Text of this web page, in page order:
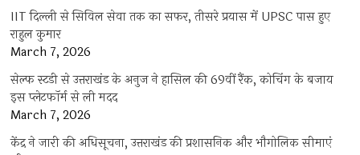
IIT दिल्ली से सिविल सेवा तक का सफर, तीसरे प्रयास में UPSC पास हुए
राहुल कुमार
March 7, 2026
सेल्फ स्टडी से उत्तराखंड के अनुज ने हासिल की 69वीं रैंक, कोचिंग के बजाय
इस प्लेटफॉर्म से ली मदद
March 7, 2026
केंद्र ने जारी की अधिसूचना, उत्तराखंड की प्रशासनिक और भौगोलिक सीमाएं